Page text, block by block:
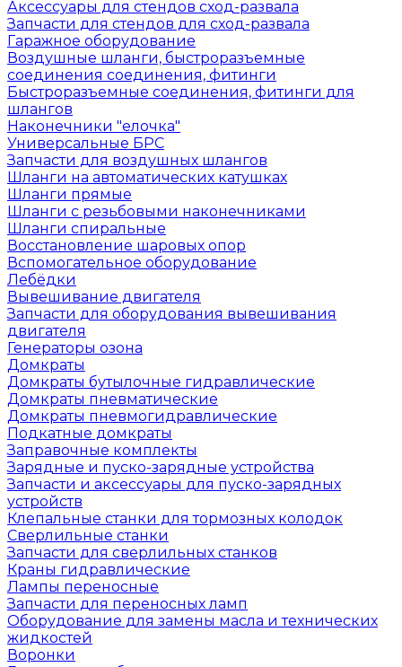
Аксессуары для стендов сход-развала
Запчасти для стендов для сход-развала
Гаражное оборудование
Воздушные шланги, быстроразъемные
соединения соединения, фитинги
Быстроразъемные соединения, фитинги для
шлангов
Наконечники "елочка"
Универсальные БРС
Запчасти для воздушных шлангов
Шланги на автоматических катушках
Шланги прямые
Шланги с резьбовыми наконечниками
Шланги спиральные
Восстановление шаровых опор
Вспомогательное оборудование
Лебёдки
Вывешивание двигателя
Запчасти для оборудования вывешивания
двигателя
Генераторы озона
Домкраты
Домкраты бутылочные гидравлические
Домкраты пневматические
Домкраты пневмогидравлические
Подкатные домкраты
Заправочные комплекты
Зарядные и пуско-зарядные устройства
Запчасти и аксессуары для пуско-зарядных
устройств
Клепальные станки для тормозных колодок
Сверлильные станки
Запчасти для сверлильных станков
Краны гидравлические
Лампы переносные
Запчасти для переносных ламп
Оборудование для замены масла и технических
жидкостей
Воронки